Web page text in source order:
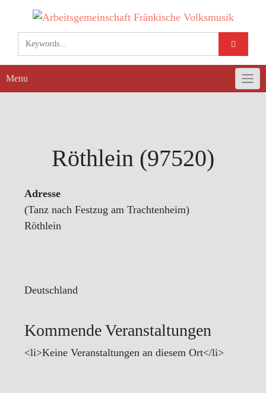
content
Menu
Röthlein (97520)
Adresse
(Tanz nach Festzug am Trachtenheim)
Röthlein
Deutschland
Kommende Veranstaltungen
<li>Keine Veranstaltungen an diesem Ort</li>